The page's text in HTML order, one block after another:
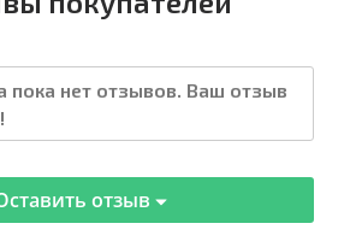
пока нет отзывов. Ваш отзыв
отзыв